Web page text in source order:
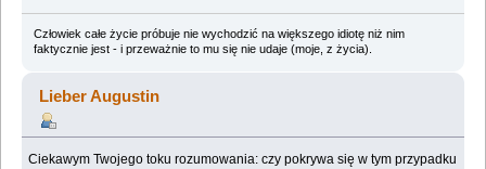
Człowiek całe życie próbuje nie wychodzić na większego idiotę niż nim
faktycznie jest - i przeważnie to mu się nie udaje (moje, z życia).
Lieber Augustin
Ciekawym Twojego toku rozumowania: czy pokrywa się w tym przypadku